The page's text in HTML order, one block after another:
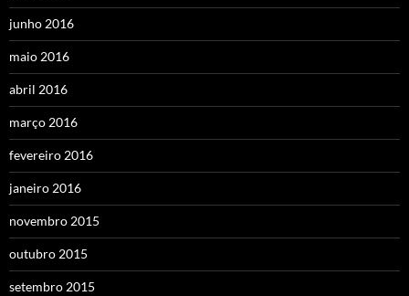
junho 2016
maio 2016
abril 2016
março 2016
fevereiro 2016
janeiro 2016
novembro 2015
outubro 2015
setembro 2015